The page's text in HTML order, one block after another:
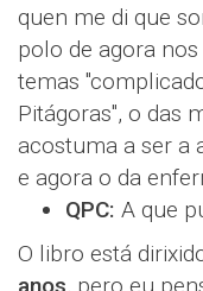
quen me di que
polo de agora
temas
Pitágoras", o das
acostuma a ser a
e agora o da
QPC: A que
O libro está
anos, pero eu